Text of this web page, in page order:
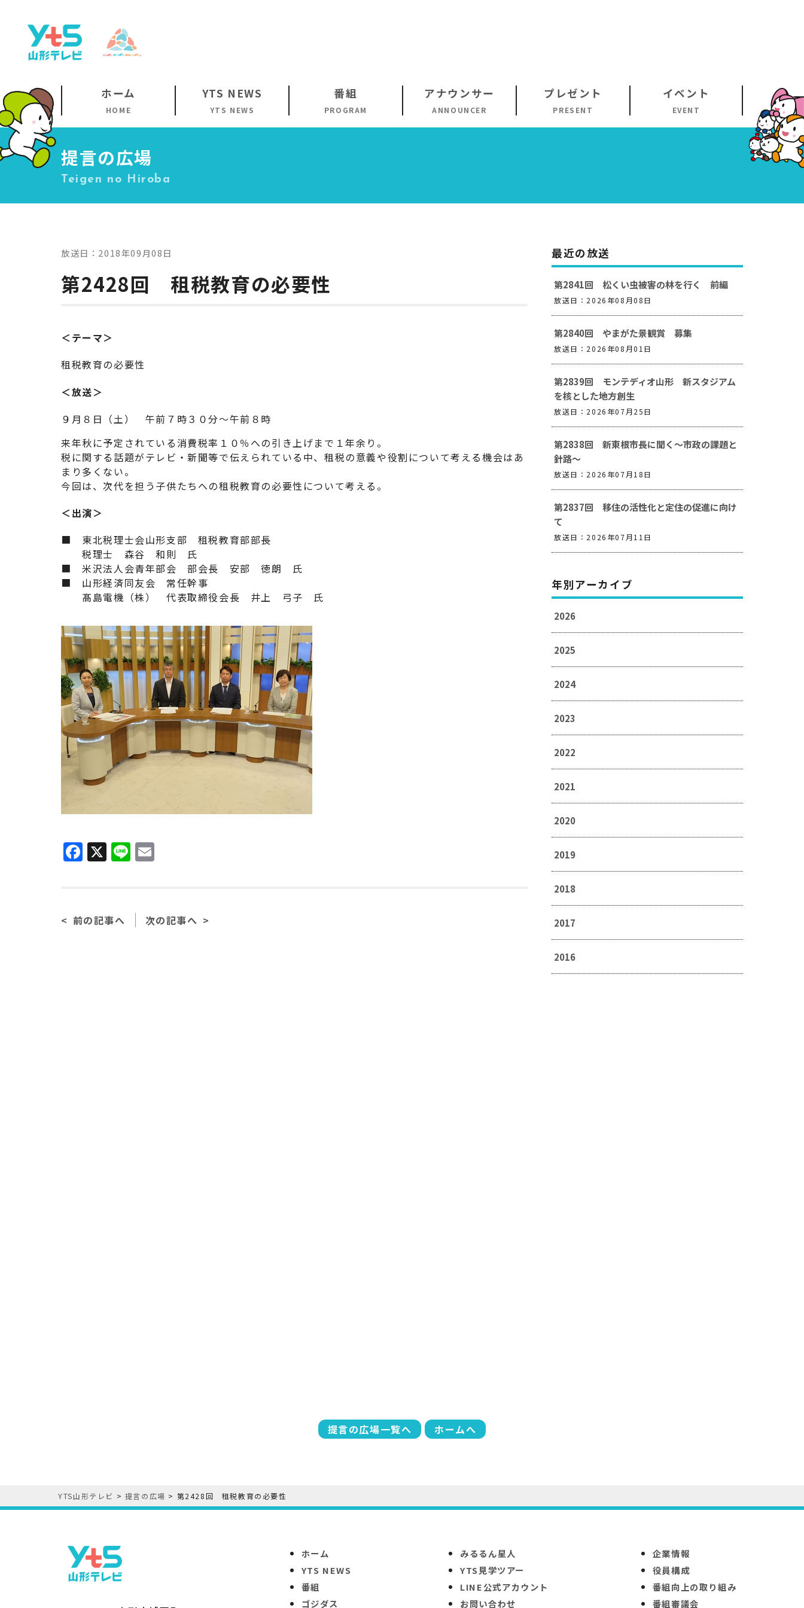
ホーム
HOME
YTS NEWS
YTS NEWS
番組
PROGRAM
アナウンサー
ANNOUNCER
プレゼント
PRESENT
イベント
EVENT
提言の広場
Teigen no Hiroba
放送日：2018年09月08日
第2428回 租税教育の必要性
＜テーマ＞
租税教育の必要性
＜放送＞
９月８日（土） 午前７時３０分～午前８時
来年秋に予定されている消費税率１０％への引き上げまで１年余り。
税に関する話題がテレビ・新聞等で伝えられている中、租税の意義や役割について考える機会はあ
まり多くない。
今回は、次代を担う子供たちへの租税教育の必要性について考える。
＜出演＞
■ 東北税理士会山形支部 租税教育部部長
税理士 森谷 和則 氏
■ 米沢法人会青年部会 部会長 安部 徳朗 氏
■ 山形経済同友会 常任幹事
髙島電機（株） 代表取締役会長 井上 弓子 氏
Facebook
X Line
前の記事へ 次の記事へ
最近の放送
第2841回 松くい虫被害の林を行く 前編
放送日：2026年08月08日
第2840回 やまがた景観賞 募集
放送日：2026年08月01日
第2839回 モンテディオ山形 新スタジアム
を核とした地方創生
放送日：2026年07月25日
第2838回 新東根市長に聞く～市政の課題と
針路～
放送日：2026年07月18日
第2837回 移住の活性化と定住の促進に向け
て
放送日：2026年07月11日
年別アーカイブ
2026
2025
2024
2023
2022
2021
2020
2019
2018
2017
2016
提言の広場一覧へ ホームへ
YTS山形テレビ > 提言の広場 > 第2428回 租税教育の必要性
ホーム
YTS NEWS
番組
ゴジダス
みるるん星人
YTS見学ツアー
LINE公式アカウント
お問い合わせ
企業情報
役員構成
番組向上の取り組み
番組審議会